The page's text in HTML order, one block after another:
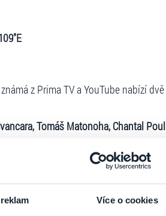
Více o cookies
z Prima TV a YouTube nabízí
Tomáš Matonoha, Chantal